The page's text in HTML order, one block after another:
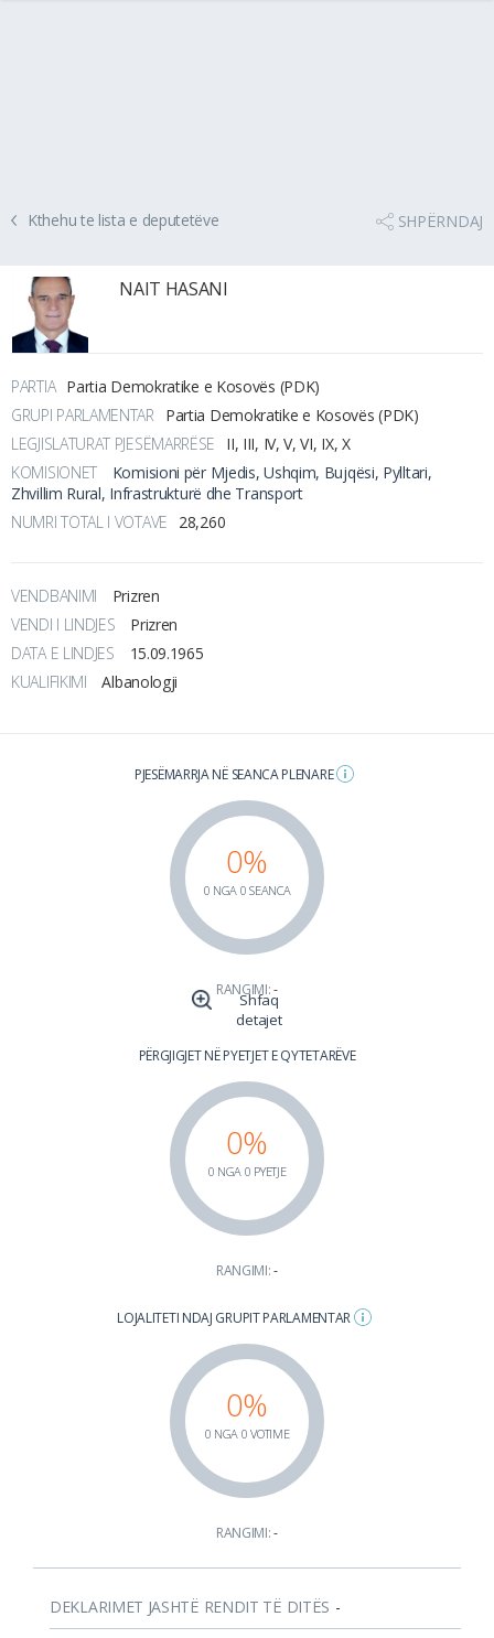
Kthehu te lista e deputetëve SHPËRNDAJ
NAIT HASANI
PARTIA Partia Demokratike e Kosovës (PDK)
GRUPI PARLAMENTAR
Partia Demokratike e Kosovës (PDK)
LEGJISLATURAT PJESËMARRËSE
II, III, IV, V, VI, IX, X
KOMISIONET
Komisioni për Mjedis, Ushqim, Bujqësi, Pylltari,
Zhvillim Rural, Infrastrukturë dhe Transport
NUMRI TOTAL I VOTAVE
28,260
VENDBANIMI
Prizren
VENDI I LINDJES
Prizren
DATA E LINDJES
15.09.1965
KUALIFIKIMI
Albanologji
PJESËMARRJA NË SEANCA PLENARE
0%
0 NGA 0 SEANCA
RANGIMI:-
Shfaq
detajet
PËRGJIGJET NË PYETJET E QYTETARËVE
0%
0 NGA 0 PYETJE
RANGIMI:-
LOJALITETI NDAJ GRUPIT PARLAMENTAR
0%
0 NGA 0 VOTIME
RANGIMI:-
DEKLARIMET JASHTË RENDIT TË DITËS -